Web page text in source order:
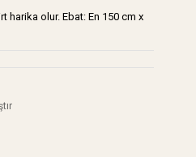
harika olur. Ebat: En 150 cm x